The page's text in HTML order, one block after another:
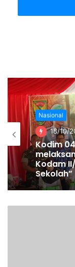
Mahkamah
dalam jangka
permohonan
akan
Permohonan
DR. Umbu Rauta,
SH., Nimrod
dan Vincent
mengatakan,
para saksi dalam
Nasional
18/10/
Kodim
Kodam
Sekolah”